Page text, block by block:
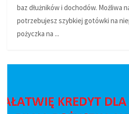
baz dłużników i dochodów. Możliwa
potrzebujesz szybkiej gotówki na
pożyczka na ...